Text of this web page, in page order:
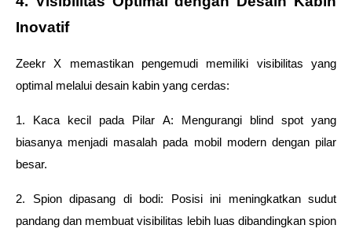
Inovatif
Zeekr X memastikan pengemudi memiliki visibilitas yang
optimal melalui desain kabin yang cerdas:
1. Kaca kecil pada Pilar A: Mengurangi blind spot yang
biasanya menjadi masalah pada mobil modern dengan pilar
besar.
2. Spion dipasang di bodi: Posisi ini meningkatkan sudut
pandang dan membuat visibilitas lebih luas dibandingkan spion